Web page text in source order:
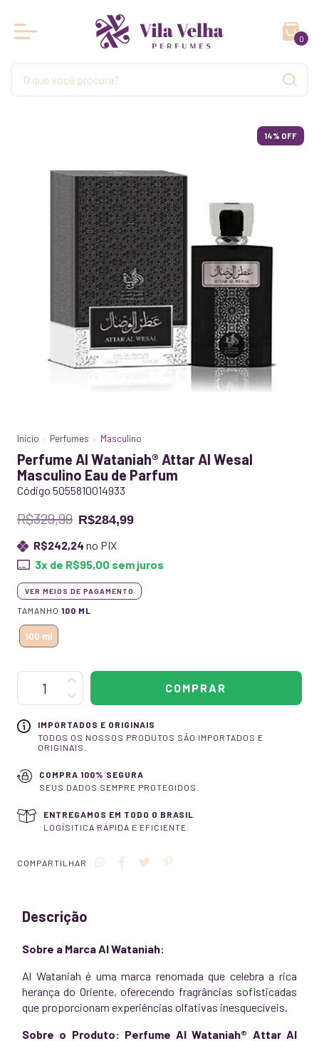
0
14% OFF
Início Perfumes Masculino
Perfume Al Wataniah® Attar Al Wesal
Masculino Eau de Parfum
Código 5055810014933
R$329,99 R$284,99
R$242,24 no PIX
3x de R$95,00 sem juros
VER MEIOS DE PAGAMENTO
TAMANHO 100 ML
100 ml
IMPORTADOS E ORIGINAIS
TODOS OS NOSSOS PRODUTOS SÃO IMPORTADOS E
ORIGINAIS.
COMPRA 100% SEGURA
SEUS DADOS SEMPRE PROTEGIDOS.
ENTREGAMOS EM TODO O BRASIL
LOGÍSITICA RÁPIDA E EFICIENTE.
COMPARTILHAR
Descrição
Sobre a Marca Al Wataniah:
Al Wataniah é uma marca renomada que celebra a rica
herança do Oriente, oferecendo fragrâncias sofisticadas
que proporcionam experiências olfativas inesquecíveis.
Sobre o Produto: Perfume Al Wataniah® Attar Al